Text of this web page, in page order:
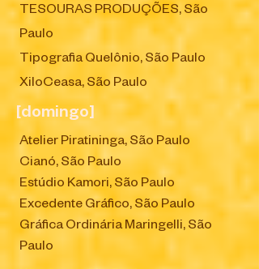
TESOURAS PRODUÇÕES, São
Paulo
Tipografia Quelônio, São Paulo
XiloCeasa, São Paulo
[domingo]
Atelier Piratininga, São Paulo
Cianó, São Paulo
Estúdio Kamori, São Paulo
Excedente Gráfico, São Paulo
Gráfica Ordinária Maringelli, São
Paulo